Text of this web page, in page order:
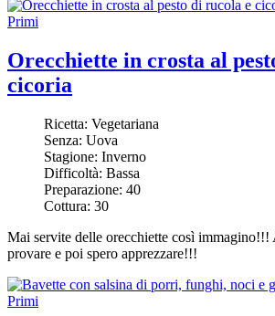
Primi
Orecchiette in crosta al
cicoria
Ricetta: Vegetariana
Senza: Uova
Stagione: Inverno
Difficoltà: Bassa
Preparazione: 40
Cottura: 30
Mai servite delle orecchiette così immagino!!!
provare e poi spero apprezzare!!!
Primi